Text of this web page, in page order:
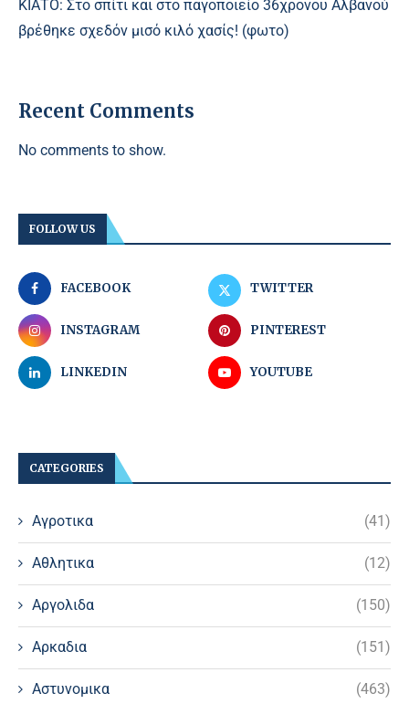
ΚΙΑΤΟ: Στο σπίτι και στο παγοποιείο 36χρονου Αλβανού
βρέθηκε σχεδόν μισό κιλό χασίς! (φωτο)
Recent Comments
No comments to show.
FOLLOW US
FACEBOOK TWITTER
INSTAGRAM PINTEREST
LINKEDIN YOUTUBE
CATEGORIES
Αγροτικα (41)
Αθλητικα (12)
Αργολιδα (150)
Αρκαδια (151)
Αστυνομικα (463)